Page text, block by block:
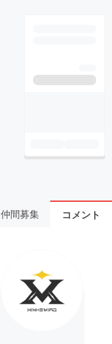
仲間募集 コメント